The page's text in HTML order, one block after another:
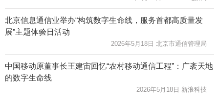
北京信息通信业举办“构筑数字生命线，服务首都高质量发
展”主题体验日活动
2026年5月18日 北京市通信管理局
中国移动原董事长王建宙回忆“农村移动通信工程”：广袤天地
的数字生命线
2026年5月18日 新浪科技